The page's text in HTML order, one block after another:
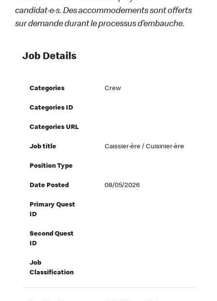
candidat·e·s. Des accommodements sont offerts
sur demande durant le processus d’embauche.
Job Details
Categories Crew
Categories ID
Categories URL
Job title Caissier·ère / Cuisinier·ère
Position Type
Date Posted 08/05/2026
Primary Quest
ID
Second Quest
ID
Job
Classification